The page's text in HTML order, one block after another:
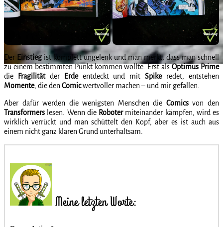
Der Einstiegist komplett ungelenk und man merkt, dass man schnell
zu einem bestimmten Punkt kommen wollte. Erst alsOptimus Prime
die
Fragilitätder Erdeentdeckt und mitSpikeredet, entstehen
Momente, die den Comicwertvoller machen – und mir gefallen.
Aber dafür werden die wenigsten Menschen die Comicsvon den
Transformers lesen. Wenn die Robotermiteinander kämpfen, wird es
wirklich verrückt und man schüttelt den Kopf, aber es ist auch aus
einem nicht ganz klaren Grund unterhaltsam.
Meine letzten Worte: